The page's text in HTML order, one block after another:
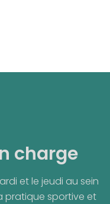
charge
et le jeudi au sein
pratique sportive et